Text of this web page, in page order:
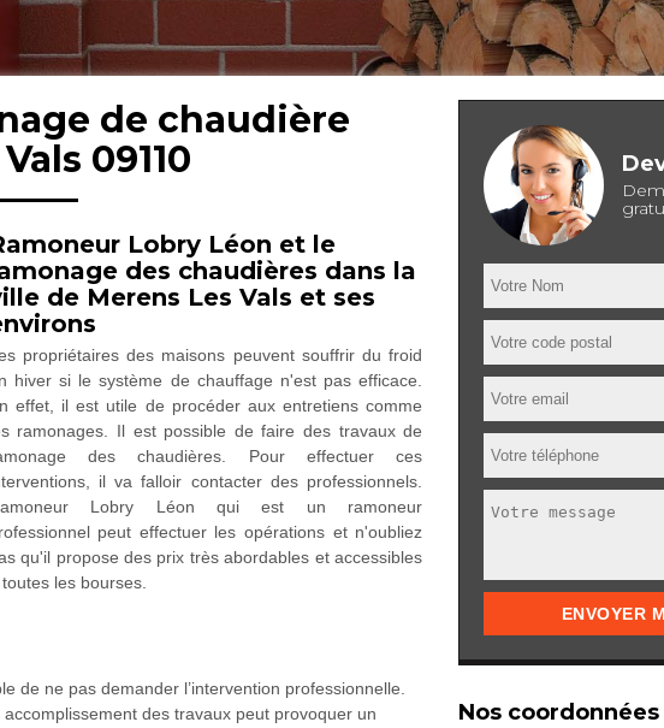
de chaudière
09110
Lobry Léon et le
des chaudières dans la
de Merens Les Vals et ses
propriétaires des maisons peuvent souffrir du froid
hiver si le système de chauffage n'est pas efficace.
effet, il est utile de procéder aux entretiens comme
ramonages. Il est possible de faire des travaux de
des chaudières. Pour effectuer ces
il va falloir contacter des professionnels.
Lobry Léon qui est un ramoneur
peut effectuer les opérations et n'oubliez
qu'il propose des prix très abordables et accessibles
les bourses.
de ne pas demander l’intervention professionnelle.
des travaux peut provoquer un
Nos coordonnées